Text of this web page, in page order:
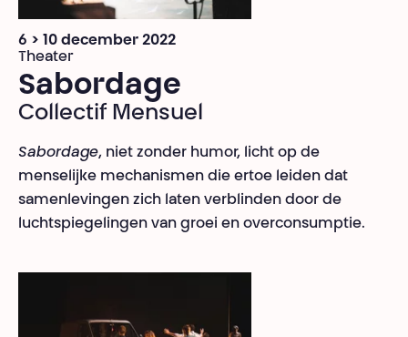
6 > 10 december 2022
Theater
Sabordage
Collectif Mensuel
Sabordage, niet zonder humor, licht op de
menselijke mechanismen die ertoe leiden dat
samenlevingen zich laten verblinden door de
luchtspiegelingen van groei en overconsumptie.